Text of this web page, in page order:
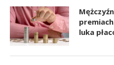
luka